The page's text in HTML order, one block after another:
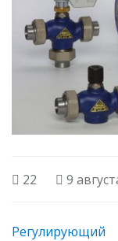
22 9